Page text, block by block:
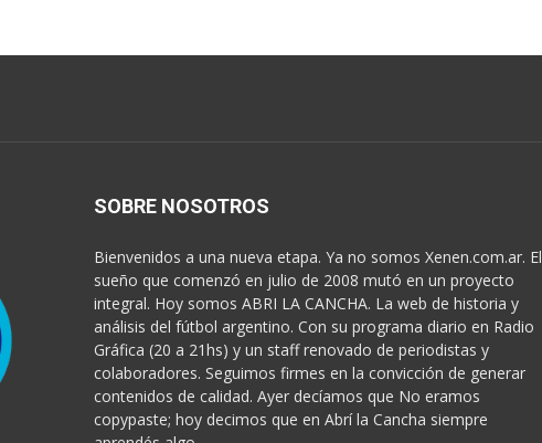
SOBRE NOSOTROS
Bienvenidos a una nueva etapa. Ya no somos Xenen.com.ar. El
sueño que comenzó en julio de 2008 mutó en un proyecto
integral. Hoy somos ABRI LA CANCHA. La web de historia y
análisis del fútbol argentino. Con su programa diario en Radio
Gráfica (20 a 21hs) y un staff renovado de periodistas y
colaboradores. Seguimos firmes en la convicción de generar
contenidos de calidad. Ayer decíamos que No eramos
copypaste; hoy decimos que en Abrí la Cancha siempre